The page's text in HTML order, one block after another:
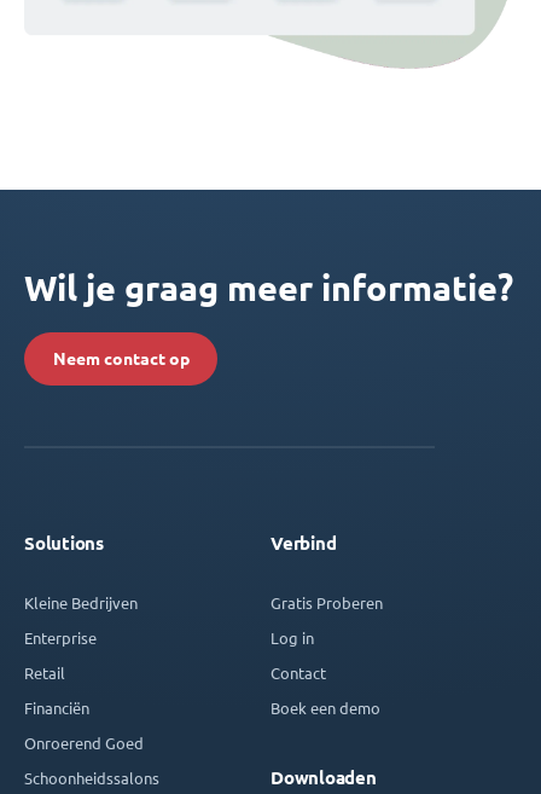
Wil je graag meer informatie?
Neem contact op
Solutions
Kleine Bedrijven
Enterprise
Retail
Financiën
Onroerend Goed
Schoonheidssalons
Verbind
Gratis Proberen
Log in
Contact
Boek een demo
Downloaden